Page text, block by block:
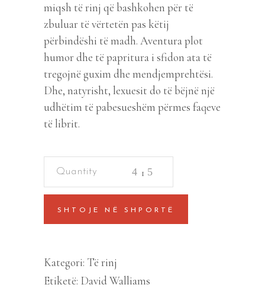
miqsh të rinj që bashkohen për të
zbuluar të vërtetën pas këtij
përbindëshi të madh. Aventura plot
humor dhe të papritura i sfidon ata të
tregojnë guxim dhe mendjemprehtësi.
Dhe, natyrisht, lexuesit do të bëjnë një
udhëtim të pabesueshëm përmes faqeve
të librit.
quantity
SHTOJE NË SHPORTË
Kategori: Të rinj
Etiketë: David Walliams